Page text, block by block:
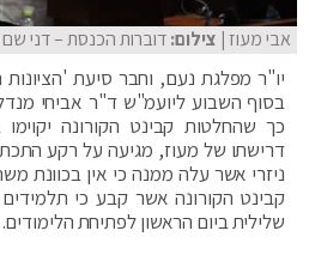
אבי מעוז| צילום:דוברות הכנסת – דני שם
יו"ר מפלגת נעם, וחבר סיעת
בסוף השבוע ליועמ"ש ‏ד"ר אביחי
כך שהחלטות קבינט הקורונה
דרישתו של מעוז, מגיעה על רקע
ניזרי אשר עלה ממנה כי אין בכוונת
קבינט הקורונה אשר קבע כי תלמידים
שלילית ביום הראשון לפתיחת הלימודים.